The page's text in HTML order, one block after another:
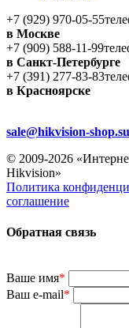
+7 (929) 970-05-55
в Москве
+7 (909) 588-11-99
в Санкт-Петербурге
+7 (391) 277-83-83
в Красноярске
sale@hikvision-shop.su
© 2009-2026
Hikvision»
Политика
соглашение
Обратная связь
Ваше имя*
Ваш e-mail*